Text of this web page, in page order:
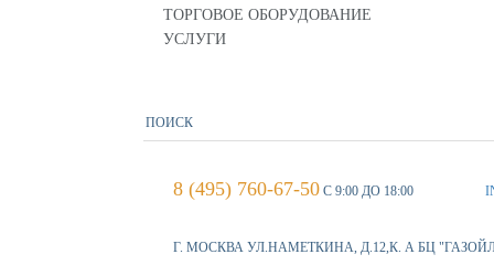
ТОРГОВОЕ ОБОРУДОВАНИЕ
УСЛУГИ
8 (495) 760-67-50 С 9:00 ДО 18:00
Г. МОСКВА УЛ.НАМЕТКИНА, Д.12,К. А БЦ